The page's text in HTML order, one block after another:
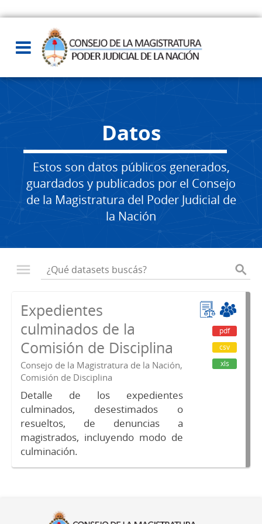
Datos
Estos son datos públicos generados,
guardados y publicados por el Consejo
de la Magistratura del Poder Judicial de
la Nación
Expedientes
culminados de la
Comisión de Disciplina
Consejo de la Magistratura de la Nación,
Comisión de Disciplina
Detalle de los expedientes
culminados, desestimados o
resueltos, de denuncias a
magistrados, incluyendo modo de
culminación.
pdf
csv
xls